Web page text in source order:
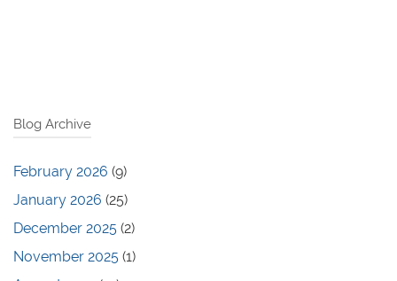
Blog Archive
February 2026 (9)
January 2026 (25)
December 2025 (2)
November 2025 (1)